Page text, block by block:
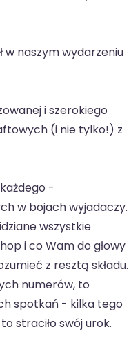
w naszym wydarzeniu
i szerokiego
(i nie tylko!) z
-
w bojach wyjadaczy.
wszystkie
i co Wam do głowy
z resztą składu.
numerów, to
spotkań - kilka tego
straciło swój urok.